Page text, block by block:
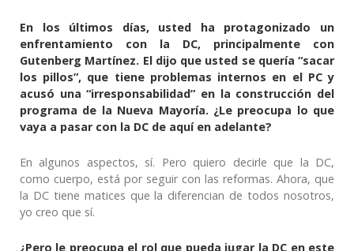
En los últimos días, usted ha protagonizado un
enfrentamiento con la DC, principalmente con
Gutenberg Martínez. El dijo que usted se quería “sacar
los pillos”, que tiene problemas internos en el PC y
acusó una “irresponsabilidad” en la construcción del
programa de la Nueva Mayoría. ¿Le preocupa lo que
vaya a pasar con la DC de aquí en adelante?
En algunos aspectos, sí. Pero quiero decirle que la DC,
como cuerpo, está por seguir con las reformas. Ahora, que
la DC tiene matices que la diferencian de todos nosotros,
yo creo que sí.
¿Pero le preocupa el rol que pueda jugar la DC en este